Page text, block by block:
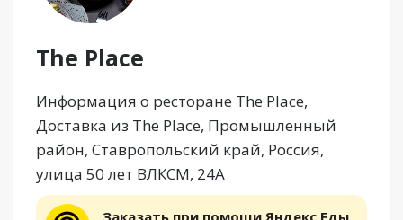
The Place
Информация о ресторане The Place,
Доставка из The Place, Промышленный
район, Ставропольский край, Россия,
улица 50 лет ВЛКСМ, 24А
Заказать при помощи Яндекс Еды